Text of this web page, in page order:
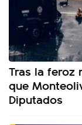
Tras la feroz
que
Diputados